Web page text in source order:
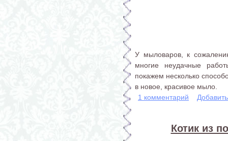
У мыловаров, к
многие неудачные
покажем несколько
в новое, красивое мыло.
1 комментарий
Котик из